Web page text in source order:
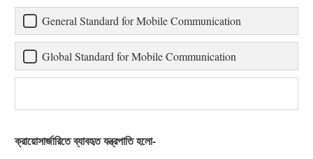
General Standard for Mobile Communication
Global Standard for Mobile Communication
ক্রায়োসার্জারিতে ব্যাবহৃত যন্ত্রপাতি হলো-